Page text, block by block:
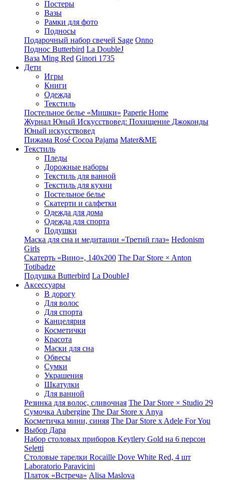
Постеры
Вазы
Рамки для фото
Подносы
Подарочный набор свечей Sage Onno
Поднос Butterbird La DoubleJ
Ваза Ming Red Ginori 1735
Дети
Игры
Книги
Одежда
Текстиль
Постельное белье «Мишки» Paperie Home
Журнал Юный Искусствовед: Похищение Джоконды
Юный искусствовед
Пижама Rosé Cocoa Pajama Mater&ME
Текстиль
Пледы
Дорожные наборы
Текстиль для ванной
Текстиль для кухни
Постельное белье
Скатерти и салфетки
Одежда для дома
Одежда для спорта
Подушки
Маска для сна и медитации «Третий глаз» Hedonism
Girls
Скатерть «Вино», 140х200 The Dar Store × Anton
Totibadze
Подушка Butterbird La DoubleJ
Аксессуары
В дорогу
Для волос
Для спорта
Канцелярия
Косметички
Красота
Маски для сна
Обвесы
Сумки
Украшения
Шкатулки
Для ванной
Резинка для волос, сливочная The Dar Store × Studio 29
Сумочка Aubergine The Dar Store x Anya
Косметичка мини, синяя The Dar Store x Adele For You
Выбор Дара
Набор столовых приборов Keytlery Gold на 6 персон
Seletti
Столовые тарелки Rocaille Dove White Red, 4 шт
Laboratorio Paravicini
Платок «Встреча» Alisa Maslova